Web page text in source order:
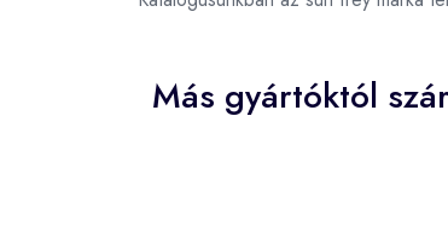
Más gyártóktól